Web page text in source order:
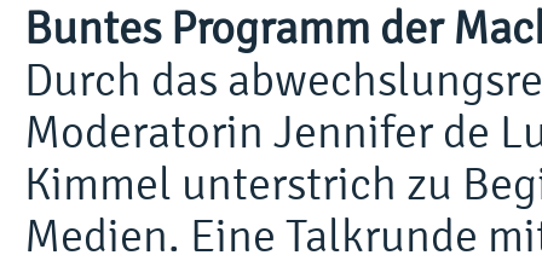
Buntes Programm der
Durch das
Moderatorin Jennifer de
Kimmel unterstrich zu
Medien. Eine Talkrunde